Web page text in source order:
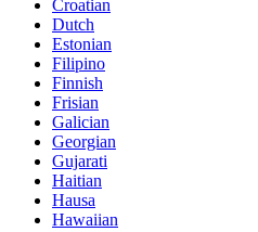
Croatian
Dutch
Estonian
Filipino
Finnish
Frisian
Galician
Georgian
Gujarati
Haitian
Hausa
Hawaiian